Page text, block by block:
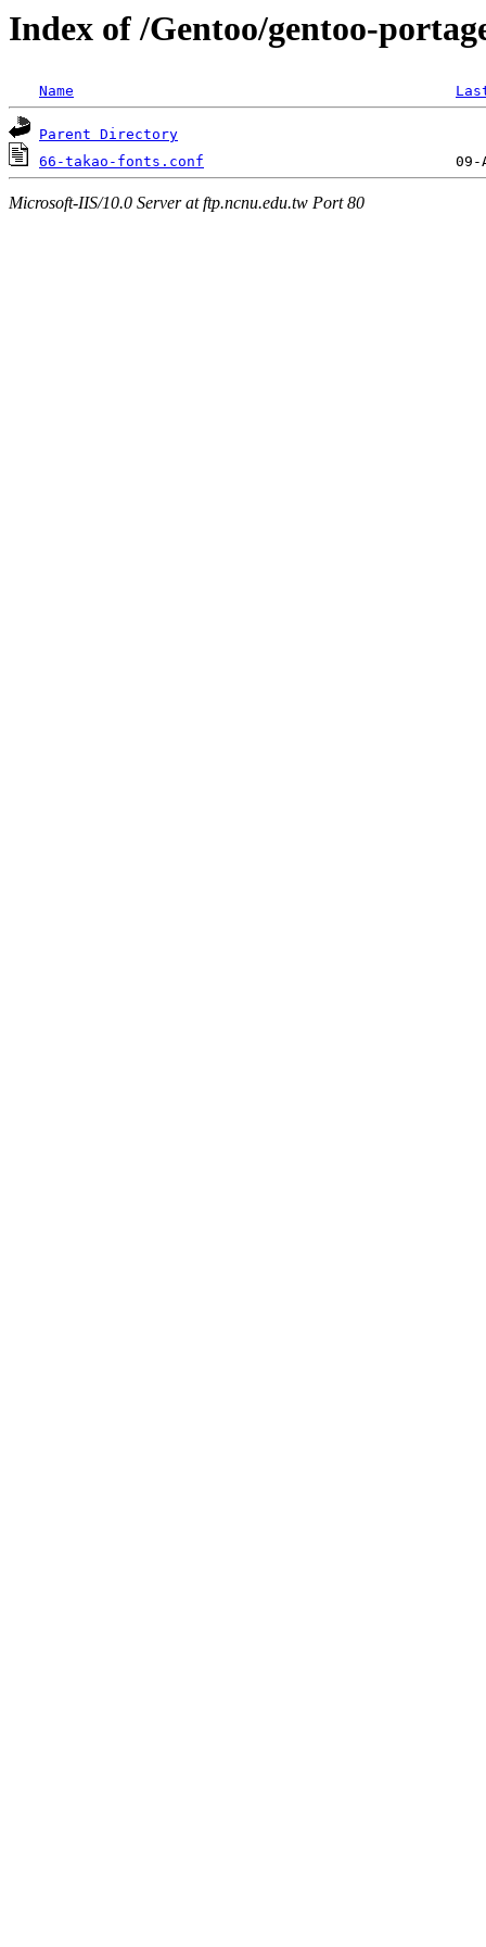
Index of /Gentoo/gentoo-
Name
Parent Directory
66-takao-fonts.conf
Microsoft-IIS/10.0 Server at ftp.ncnu.edu.tw Port 80